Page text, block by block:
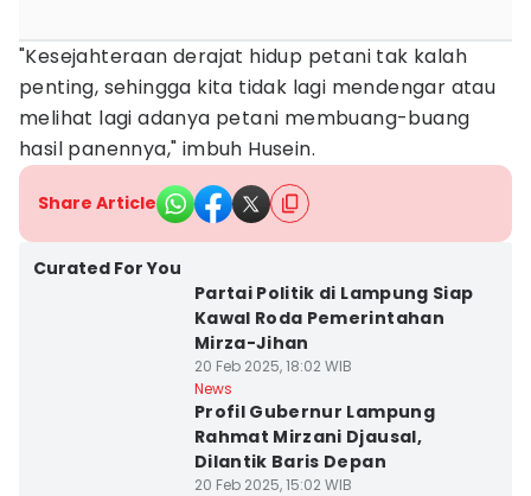
"Kesejahteraan derajat hidup petani tak kalah
penting, sehingga kita tidak lagi mendengar atau
melihat lagi adanya petani membuang-buang
hasil panennya," imbuh Husein.
Share Article
Curated For You
Partai Politik di Lampung Siap
Kawal Roda Pemerintahan
Mirza-Jihan
20 Feb 2025, 18:02 WIB
News
Profil Gubernur Lampung
Rahmat Mirzani Djausal,
Dilantik Baris Depan
20 Feb 2025, 15:02 WIB